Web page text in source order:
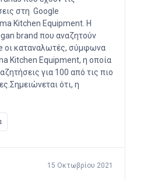
στη Google
Kitchen Equipment. Η
brand που αναζητούν
οι καταναλωτές, σύμφωνα
Kitchen Equipment, η οποία
για 100 από τις πιο
ότι, η
15 Οκτωβρίου 2021